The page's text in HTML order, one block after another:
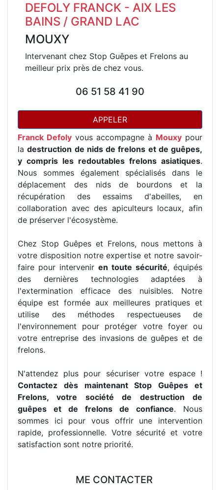
DEFOLY FRANCK - AIX LES
BAINS / GRAND LAC
MOUXY
Intervenant chez Stop Guêpes et Frelons au
meilleur prix près de chez vous.
06 51 58 41 90
APPELER
Franck Defoly vous accompagne à Mouxy pour
ladestruction de nids de frelons et de guêpes,
y compris les redoutables frelons asiatiques.
Nous sommes également spécialisés dans le
déplacement des nids de bourdons et la
récupération des essaims d'abeilles, en
collaboration avec des apiculteurs locaux, afin
de préserver l'écosystème.
Chez Stop Guêpes et Frelons, nous mettons à
votre disposition notre expertise et notre savoir-
faire pour intervenir en toute sécurité, équipés
des dernières technologies adaptées à
l'extermination efficace des nuisibles. Notre
équipe est formée aux meilleures pratiques et
utilise des méthodes respectueuses de
l'environnement pour protéger votre foyer ou
votre entreprise des invasions de guêpes et de
frelons.
N'attendez plus pour sécuriser votre espace !
Contactez dès maintenant Stop Guêpes et
Frelons, votre société de destruction de
guêpes et de frelons de confiance. Nous
sommes ici pour vous offrir une intervention
rapide, professionnelle. Votre sécurité et votre
satisfaction sont notre priorité.
ME CONTACTER